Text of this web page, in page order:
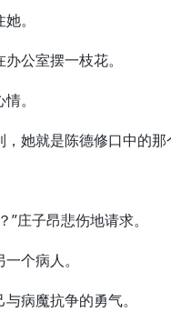
。
公室摆一枝花。
。
就是陈德修口中的那
子昂悲伤地请求。
个病人。
病魔抗争的勇气。